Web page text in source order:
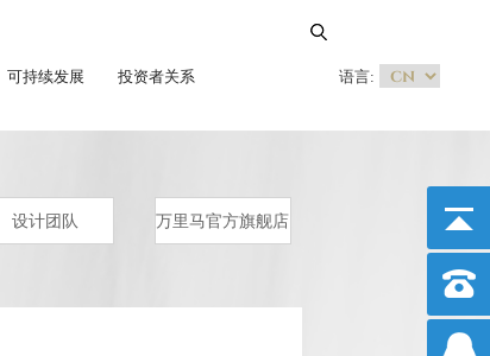
可持续发展 投资者关系 语言:
设计团队 万里马官方旗舰店